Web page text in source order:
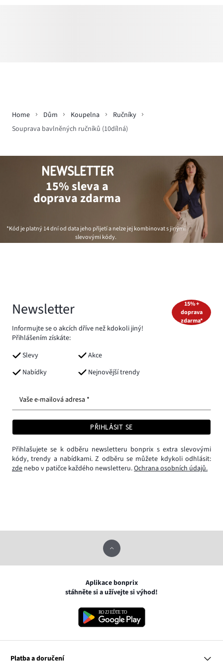
Home Dům Koupelna
Ručníky
Souprava bavlněných ručníků (10dílná)
NEWSLETTER
15% sleva a
doprava zdarma
*Kód je platný 14 dní od data jeho přijetí a nelze jej kombinovat s jinými
slevovými kódy.
Newsletter
Informujte se o akcích dříve než kdokoli jiný!
Přihlášením získáte:
Slevy
Akce
Nabídky
Nejnovější trendy
15% +
doprava
zdarma*
Vaše e-mailová adresa *
PŘIHLÁSIT SE
Přihlašujete se k odběru newsletteru bonprix s extra slevovými
kódy, trendy a nabídkami. Z odběru se můžete kdykoli odhlásit:
zde nebo v patičce každého newsletteru.Ochrana osobních údajů.
Aplikace bonprix
stáhněte si a užívejte si výhod!
Platba a doručení